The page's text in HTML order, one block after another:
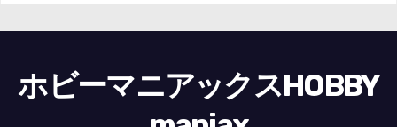
ホビーマニアックスHOBBY